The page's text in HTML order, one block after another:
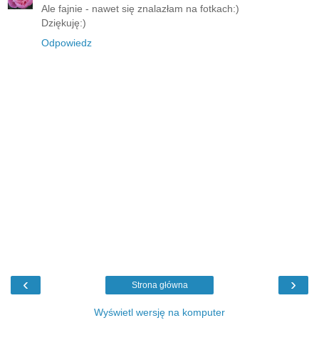
Ale fajnie - nawet się znalazłam na fotkach:)
Dziękuję:)
Odpowiedz
‹ ›
Strona główna
Wyświetl wersję na komputer